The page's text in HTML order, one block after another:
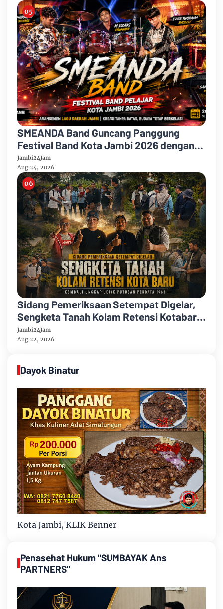
SMEANDA Band Guncang Panggung
Festival Band Kota Jambi 2026 dengan
“Negeri Jambi”
Jambi24Jam
Aug 24, 2026
Sidang Pemeriksaan Setempat Digelar,
Sengketa Tanah Kolam Retensi Kotabaru
Kembali Ungkap Jejak Putusan Perdata
1963
Jambi24Jam
Aug 22, 2026
Dayok Binatur
Kota Jambi, KLIK Benner
Penasehat Hukum "SUMBAYAK Ans
PARTNERS"